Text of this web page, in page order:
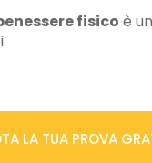
fisico è
LA TUA PROVA